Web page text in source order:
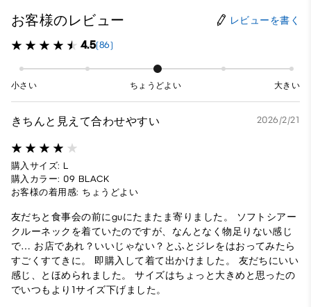
お客様のレビュー レビューを書く
4.5(86)
小さい ちょうどよい 大きい
きちんと見えて合わせやすい 2026/2/21
購入サイズ: L
購入カラー: 09 BLACK
お客様の着用感: ちょうどよい
友だちと食事会の前にguにたまたま寄りました。 ソフトシアー
クルーネックを着ていたのですが、なんとなく物足りない感じ
で… お店であれ？いいじゃない？とふとジレをはおってみたら
すごくすてきに。 即購入して着て出かけました。 友だちにいい
感じ、とほめられました。 サイズはちょっと大きめと思ったの
でいつもより1サイズ下げました。